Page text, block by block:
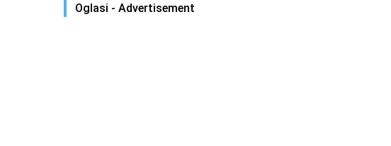
Oglasi - Advertisement